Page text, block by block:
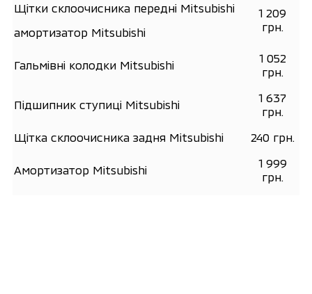
Щітки склоочисника передні Mitsubishi
амортизатор Mitsubishi
1 209
грн.
Гальмівні колодки Mitsubishi
1 052
грн.
Підшипник ступиці Mitsubishi
1 637
грн.
Щітка склоочисника задня Mitsubishi
240 грн.
Амортизатор Mitsubishi
1 999
грн.